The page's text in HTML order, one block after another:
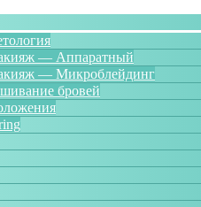
— Аппаратный
— Микроблейдинг
бровей